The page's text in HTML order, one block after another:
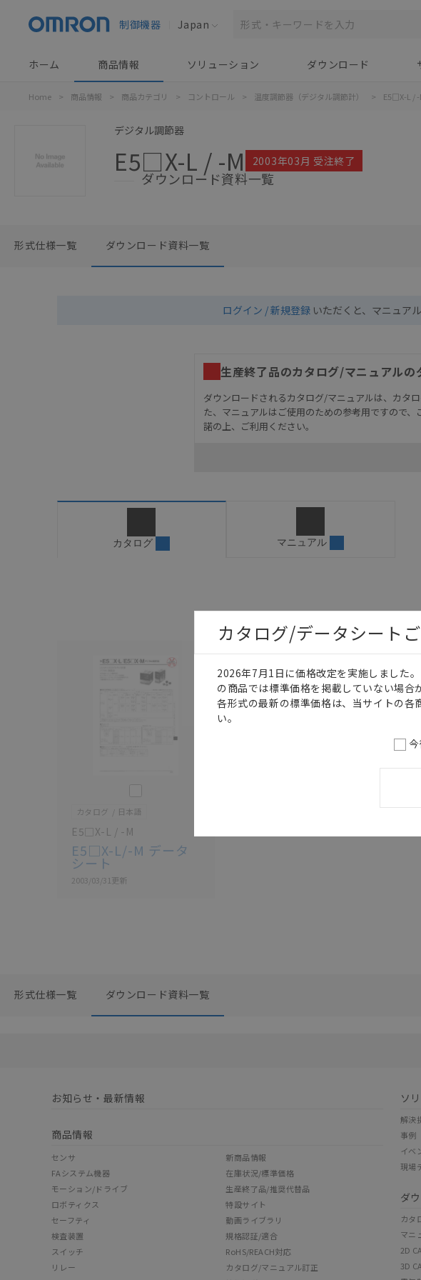
制御機器 Japan
ホーム 商品情報 ソリューション ダウンロード
Home > 商品情報 > 商品カテゴリ > コントロール > 温度調節器（デジタル調節計） > E5□X-L / -
デジタル調節器
E5□X-L / -M 2003年03月 受注終了
ダウンロード資料一覧
形式仕様一覧 ダウンロード資料一覧
ログイン / 新規登録 いただくと、マニュア
生産終了品のカタログ/マニュアル
ダウンロードされるカタログ/マニュアルは、カタ
た、マニュアルはご使用のための参考用ですので
諾の上、ご利用ください。
お客様が本製品を人命や財産に重大な危険を及
長設計により必要な安全性を確保できるよう設
カタログ/マニュアルに記載されているアプリケ
記載されているサービス内容や連絡先等は作成
カタログ マニュアル
カタログ 日本語
E5□X-L / -M
E5□X-L/-M データ
シート
2003/03/31更新
形式仕様一覧 ダウンロード資料一覧
お知らせ・最新情報
商品情報
センサ
FAシステム機器
モーション/ドライブ
ロボティクス
セーフティ
検査装置
スイッチ
リレー
新商品情報
在庫状況/標準価格
生産終了品/推奨代替品
特設サイト
動画ライブラリ
規格認証/適合
RoHS/REACH対応
カタログ/マニュアル訂正
ソ
解決
事例
イベ
現場
ダ
カタ
マニ
2D
3D
カタログ/データシート
2026年7月1日に価格改定を実施しました
の商品では標準価格を掲載していない場合
各形式の最新の標準価格は、当サイトの
い。